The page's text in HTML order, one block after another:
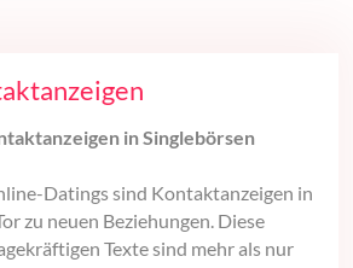
in Singlebörsen
Datings sind Kontaktanzeigen in
zu neuen Beziehungen. Diese
Texte sind mehr als nur